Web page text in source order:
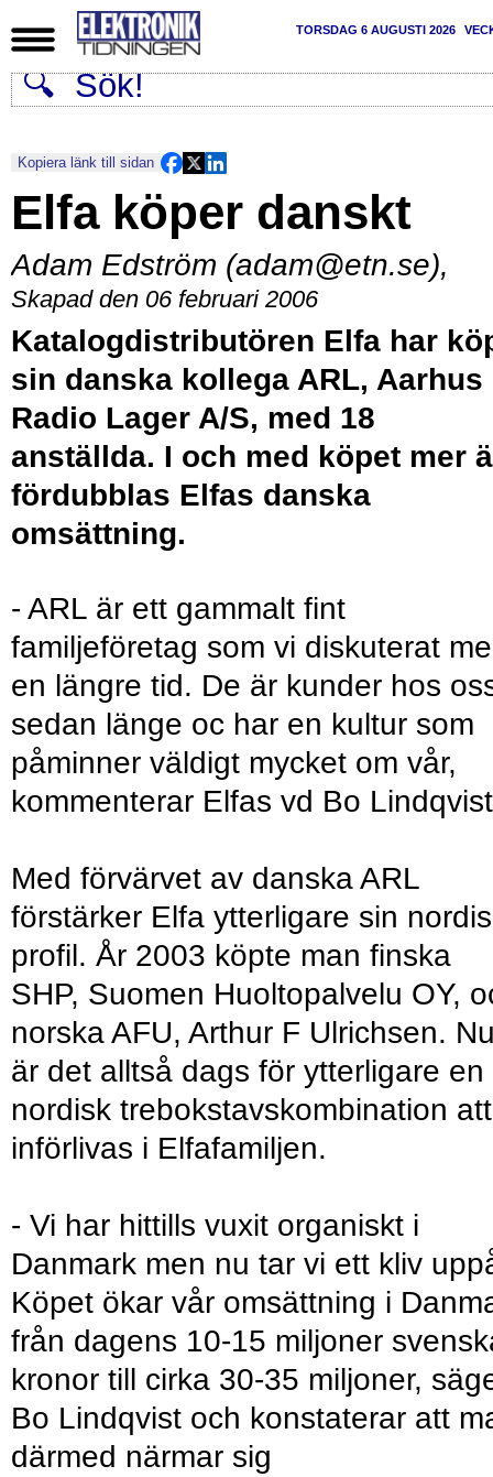
TORSDAG 6 AUGUSTI 2026
Kopiera länk till sidan
Elfa köper danskt
Adam Edström (adam@etn.se),
Skapad den 06 februari 2006
Katalogdistributören Elfa har
sin danska kollega ARL, Aarhus
Radio Lager A/S, med 18
anställda. I och med köpet mer
fördubblas Elfas danska
omsättning.
- ARL är ett gammalt fint
familjeföretag som vi diskuterat
en längre tid. De är kunder hos
sedan länge oc har en kultur som
påminner väldigt mycket om vår,
kommenterar Elfas vd Bo
Med förvärvet av danska ARL
förstärker Elfa ytterligare sin
profil. År 2003 köpte man finska
SHP, Suomen Huoltopalvelu OY,
norska AFU, Arthur F Ulrichsen.
är det alltså dags för ytterligare en
nordisk trebokstavskombination att
införlivas i Elfafamiljen.
- Vi har hittills vuxit organiskt i
Danmark men nu tar vi ett kliv
Köpet ökar vår omsättning i
från dagens 10-15 miljoner
kronor till cirka 30-35 miljoner,
Bo Lindqvist och konstaterar att
därmed närmar sig